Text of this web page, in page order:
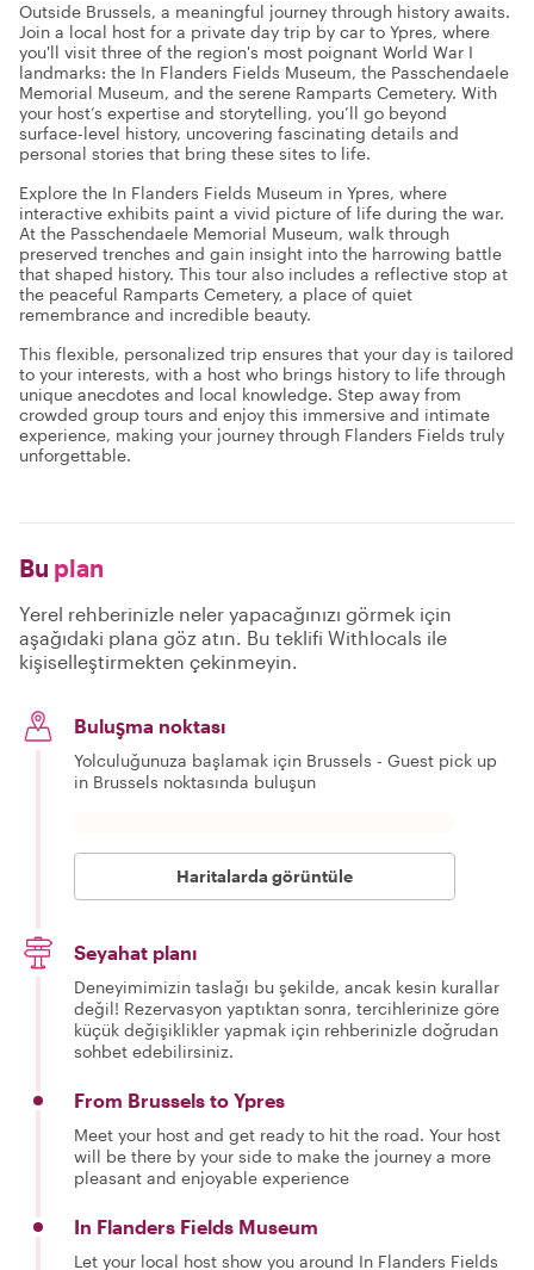
Outside Brussels, a meaningful journey through history awaits.
Join a local host for a private day trip by car to Ypres, where
you'll visit three of the region's most poignant World War I
landmarks: the In Flanders Fields Museum, the Passchendaele
Memorial Museum, and the serene Ramparts Cemetery. With
your host’s expertise and storytelling, you’ll go beyond
surface-level history, uncovering fascinating details and
personal stories that bring these sites to life.
Explore the In Flanders Fields Museum in Ypres, where
interactive exhibits paint a vivid picture of life during the war.
At the Passchendaele Memorial Museum, walk through
preserved trenches and gain insight into the harrowing battle
that shaped history. This tour also includes a reflective stop at
the peaceful Ramparts Cemetery, a place of quiet
remembrance and incredible beauty.
This flexible, personalized trip ensures that your day is tailored
to your interests, with a host who brings history to life through
unique anecdotes and local knowledge. Step away from
crowded group tours and enjoy this immersive and intimate
experience, making your journey through Flanders Fields truly
unforgettable.
Bu plan
Yerel rehberinizle neler yapacağınızı görmek için
aşağıdaki plana göz atın. Bu teklifi Withlocals ile
kişiselleştirmekten çekinmeyin.
Buluşma noktası
Yolculuğunuza başlamak için Brussels - Guest pick up
in Brussels noktasında buluşun
Haritalarda görüntüle
Seyahat planı
Deneyimimizin taslağı bu şekilde, ancak kesin kurallar
değil! Rezervasyon yaptıktan sonra, tercihlerinize göre
küçük değişiklikler yapmak için rehberinizle doğrudan
sohbet edebilirsiniz.
From Brussels to Ypres
Meet your host and get ready to hit the road. Your host
will be there by your side to make the journey a more
pleasant and enjoyable experience
In Flanders Fields Museum
Let your local host show you around In Flanders Fields